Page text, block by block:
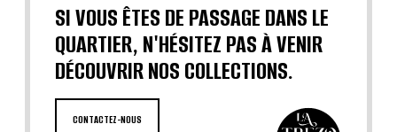
SI VOUS ÊTES DE PASSAGE DANS LE
QUARTIER, N'HÉSITEZ PAS À VENIR
DÉCOUVRIR NOS COLLECTIONS.
CONTACTEZ-NOUS